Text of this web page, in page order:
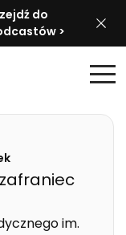
do
>
im.